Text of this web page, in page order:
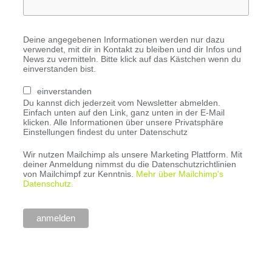
Deine angegebenen Informationen werden nur dazu
verwendet, mit dir in Kontakt zu bleiben und dir Infos und
News zu vermitteln. Bitte klick auf das Kästchen wenn du
einverstanden bist.
einverstanden
Du kannst dich jederzeit vom Newsletter abmelden.
Einfach unten auf den Link, ganz unten in der E-Mail
klicken. Alle Informationen über unsere Privatsphäre
Einstellungen findest du unter Datenschutz
Wir nutzen Mailchimp als unsere Marketing Plattform. Mit
deiner Anmeldung nimmst du die Datenschutzrichtlinien
von Mailchimpf zur Kenntnis. Mehr über Mailchimp's
Datenschutz.